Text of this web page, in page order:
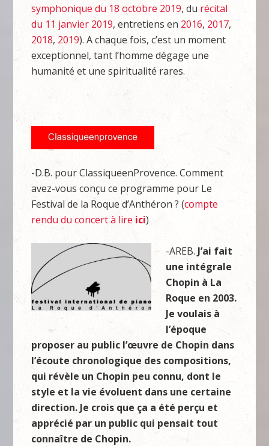
symphonique du 18 octobre 2019, du récital
du 11 janvier 2019, entretiens en 2016, 2017,
2018, 2019). A chaque fois, c’est un moment
exceptionnel, tant l’homme dégage une
humanité et une spiritualité rares.
-D.B. pour ClassiqueenProvence. Comment
avez-vous conçu ce programme pour Le
Festival de la Roque d’Anthéron ? (compte
rendu du concert à lire ici)
-AREB. J’ai fait
une intégrale
Chopin à La
Roque en 2003.
Je voulais à
l’époque
proposer au public l’œuvre de Chopin dans
l’écoute chronologique des compositions,
qui révèle un Chopin peu connu, dont le
style et la vie évoluent dans une certaine
direction. Je crois que ça a été perçu et
apprécié par un public qui pensait tout
connaître de Chopin.